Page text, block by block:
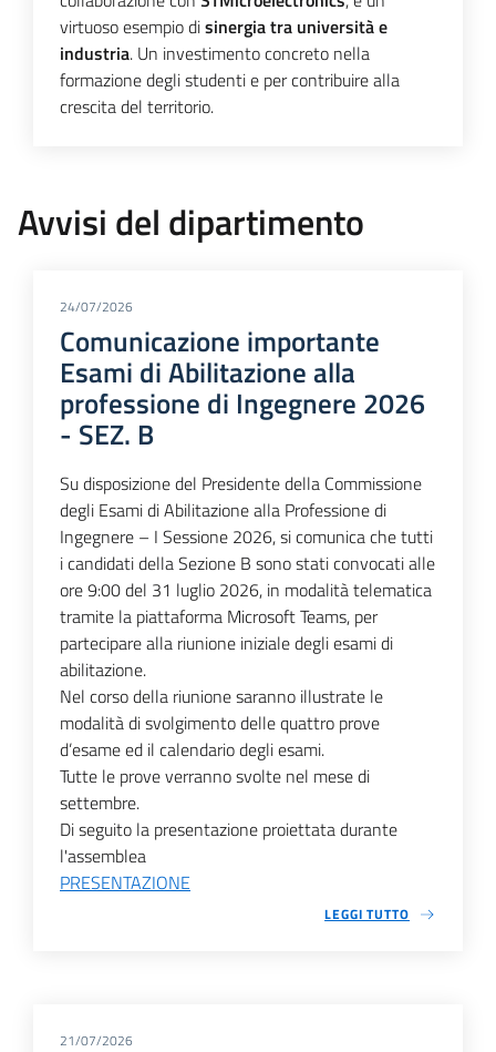
virtuoso esempio disinergia tra università e
industria. Un investimento concreto nella
formazione degli studenti e per contribuire alla
crescita del territorio.
Avvisi del dipartimento
24/07/2026
Comunicazione importante
Esami di Abilitazione alla
professione di Ingegnere 2026
- SEZ. B
Su disposizione del Presidente della Commissione
degli Esami di Abilitazione alla Professione di
Ingegnere – I Sessione 2026, si comunica che tutti
i candidati della Sezione B sono stati convocati alle
ore 9:00 del 31 luglio 2026, in modalità telematica
tramite la piattaforma Microsoft Teams, per
partecipare alla riunione iniziale degli esami di
abilitazione.
Nel corso della riunione saranno illustrate le
modalità di svolgimento delle quattro prove
d’esame ed il calendario degli esami.
Tutte le prove verranno svolte nel mese di
settembre.
Di seguito la presentazione proiettata durante
l'assemblea
PRESENTAZIONE
LEGGI TUTTO
21/07/2026